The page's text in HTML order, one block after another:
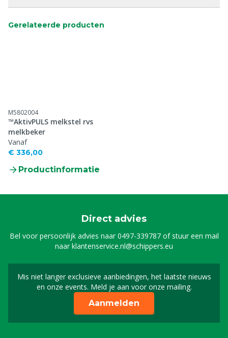
Gerelateerde producten
M5802004
™AktivPULS melkstel rvs
melkbeker
Vanaf
€ 336,00
Productinformatie
Direct advies
Bel voor persoonlijk advies naar0497-339787of stuur een mail
naarklantenservice.nl@schippers.eu
Mis niet langer exclusieve aanbiedingen, het laatste nieuws
en onze events. Meld je aan voor onze mailing.
Schrijf je in voor onze
Aanmelden